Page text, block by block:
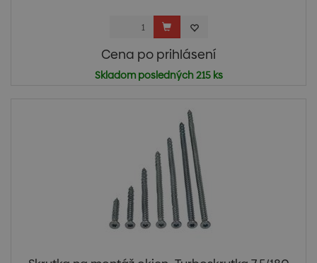
Cena po prihlásení
Skladom posledných 215 ks